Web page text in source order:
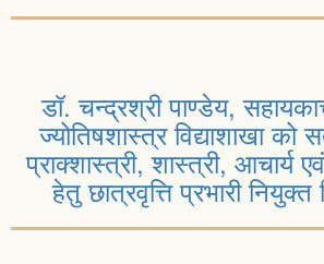
डॉ. चन्द्रश्री पाण्डेय,
ज्योतिषशास्त्र विद्याशाखा
प्राक्शास्त्री, शास्त्री, आचार्य
हेतु छात्रवृत्ति प्रभारी नियुक्त